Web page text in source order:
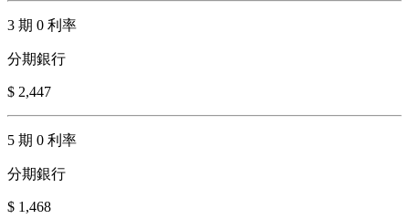
3 期 0 利率
分期銀行
$ 2,447
5 期 0 利率
分期銀行
$ 1,468